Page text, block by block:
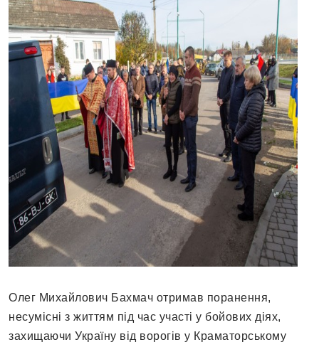
Олег Михайлович Бахмач отримав поранення,
несумісні з життям під час участі у бойових діях,
захищаючи Україну від ворогів у Краматорському